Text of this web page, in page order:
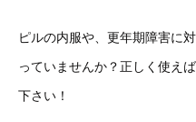
ピルの内服や、更年期障害に
っていませんか？正しく使え
下さい！